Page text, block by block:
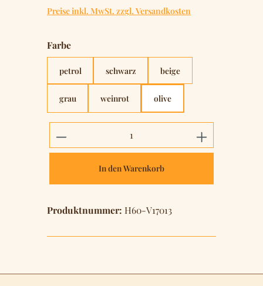
Preise inkl. MwSt. zzgl. Versandkosten
Farbeauswählen
petrol schwarz beige
grau weinrot olive
Produkt Anzahl: Gib den
In den Warenkorb
Produktnummer: H60-V17013